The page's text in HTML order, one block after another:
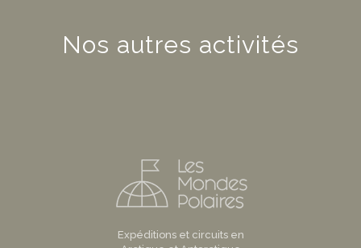
Nos autres activités
Expéditions et circuits en